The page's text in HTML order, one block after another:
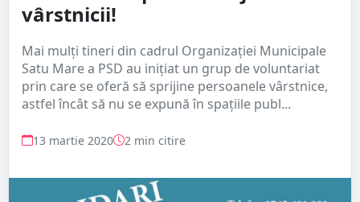
vârstnicii!
Mai mulți tineri din cadrul Organizației Municipale
Satu Mare a PSD au inițiat un grup de voluntariat
prin care se oferă să sprijine persoanele vârstnice,
astfel încât să nu se expună în spațiile publ...
13 martie 2020 2 min citire